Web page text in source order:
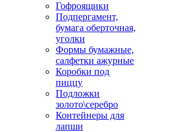
Гофроящики
Подпергамент,
бумага оберточная,
уголки
Формы бумажные,
салфетки ажурные
Коробки под
пиццу
Подложки
золото\серебро
Контейнеры для
лапши